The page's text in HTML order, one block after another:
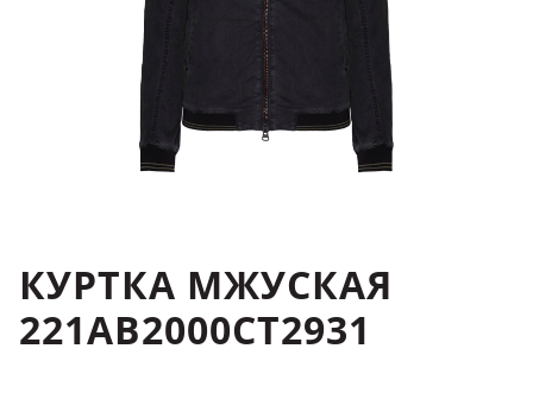
КУРТКА МЖУСКАЯ
221AB2000CT2931